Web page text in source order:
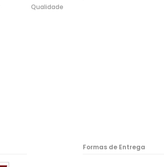
Qualidade
Formas de Entrega